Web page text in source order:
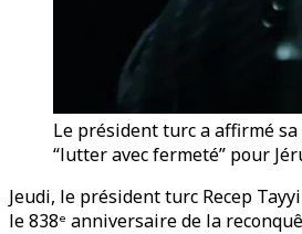
Le président turc a affirmé
“lutter avec fermeté” pour
Jeudi, le président turc Recep
le 838ᵉ anniversaire de la